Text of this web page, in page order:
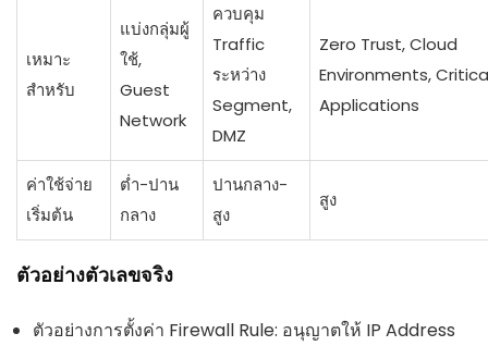
เหมาะ
สำหรับ
แบ่งกลุ่มผู้
ใช้,
Guest
Network
ควบคุม
Traffic
ระหว่าง
Segment,
DMZ
Zero Trust, Cloud
Environments,
Applications
ค่าใช้จ่าย
เริ่มต้น
ต่ำ-ปาน
กลาง
ปานกลาง-
สูง
สูง
ตัวอย่างตัวเลขจริง
ตัวอย่างการตั้งค่า Firewall Rule: อนุญาตให้ IP Address